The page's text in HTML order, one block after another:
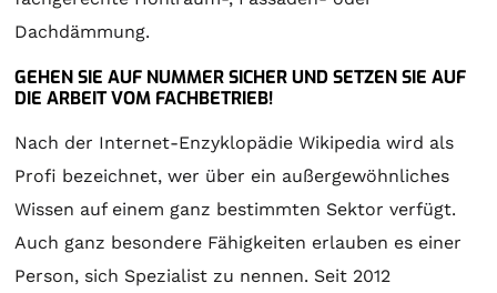
Dachdämmung.
GEHEN SIE AUF NUMMER SICHER UND SETZEN SIE AUF
DIE ARBEIT VOM FACHBETRIEB!
Nach der Internet-Enzyklopädie Wikipedia wird als
Profi bezeichnet, wer über ein außergewöhnliches
Wissen auf einem ganz bestimmten Sektor verfügt.
Auch ganz besondere Fähigkeiten erlauben es einer
Person, sich Spezialist zu nennen. Seit 2012